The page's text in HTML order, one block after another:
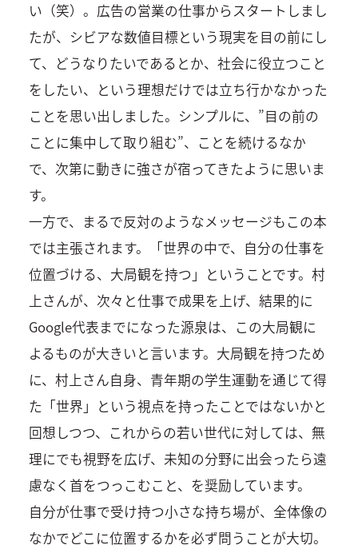
い（笑）。広告の営業の仕事からスタートしまし
たが、シビアな数値目標という現実を目の前にし
て、どうなりたいであるとか、社会に役立つこと
をしたい、という理想だけでは立ち行かなかった
ことを思い出しました。シンプルに、”目の前の
ことに集中して取り組む”、ことを続けるなか
で、次第に動きに強さが宿ってきたように思いま
す。
一方で、まるで反対のようなメッセージもこの本
では主張されます。「世界の中で、自分の仕事を
位置づける、大局観を持つ」ということです。村
上さんが、次々と仕事で成果を上げ、結果的に
Google代表までになった源泉は、この大局観に
よるものが大きいと言います。大局観を持つため
に、村上さん自身、青年期の学生運動を通じて得
た「世界」という視点を持ったことではないかと
回想しつつ、これからの若い世代に対しては、無
理にでも視野を広げ、未知の分野に出会ったら遠
慮なく首をつっこむこと、を奨励しています。
自分が仕事で受け持つ小さな持ち場が、全体像の
なかでどこに位置するかを必ず問うことが大切。